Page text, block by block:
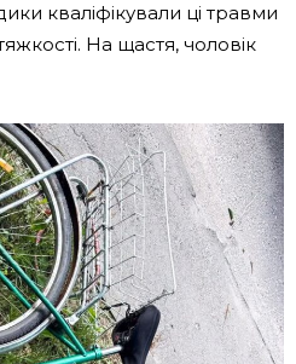
кваліфікували ці травми
На щастя, чоловік